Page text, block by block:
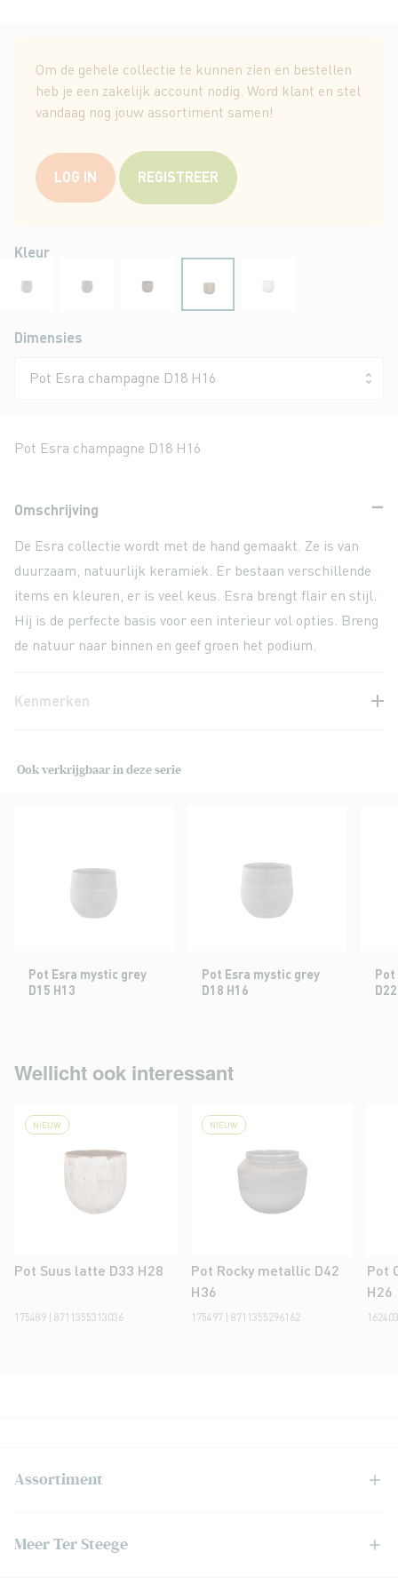
begin
afbeeldingen-
gallerij
Pot Esra champagne D18 H16
Om de gehele collectie te kunnen zien en bestellen
heb je een zakelijk account nodig. Word klant en stel
vandaag nog jouw assortiment samen!
LOG IN REGISTREER
Kleur
Dimensies
Omschrijving
De Esra collectie wordt met de hand gemaakt. Ze is van
duurzaam, natuurlijk keramiek. Er bestaan verschillende
items en kleuren, er is veel keus. Esra brengt flair en stijl.
Hij is de perfecte basis voor een interieur vol opties. Breng
de natuur naar binnen en geef groen het podium.
Kenmerken
Ook verkrijgbaar in deze serie
Pot Esra mystic grey
D15 H13
Pot Esra mystic grey
D18 H16
Pot
Wellicht ook interessant
NIEUW
175489 | 8711355313036
Pot Suus latte D33 H28
NIEUW
175497 | 8711355296162
Pot Rocky metallic D42
H36
Pot
H26
Assortiment
Meer Ter Steege